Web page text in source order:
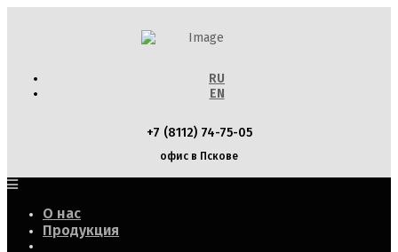
RU
EN
+7 (8112) 74-75-05
офис в Пскове
О нас
Продукция